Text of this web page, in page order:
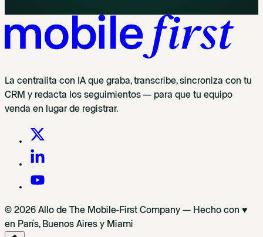
La centralita con IA que graba, transcribe, sincroniza con tu
CRM y redacta los seguimientos — para que tu equipo
venda en lugar de registrar.
© 2026 Allo de The Mobile-First Company — Hecho con ♥
en París, Buenos Aires y Miami